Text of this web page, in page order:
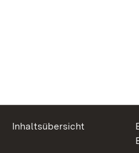
Inhaltsübersicht